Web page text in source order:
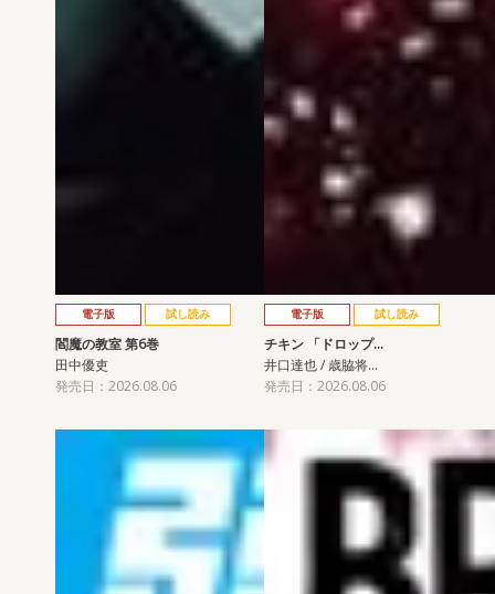
電子版 試し読み
閻魔の教室 第6巻
田中優吏
発売日：2026.08.06
電子版 試し読み
チキン 「ドロップ…
井口達也 / 歳脇将…
発売日：2026.08.06